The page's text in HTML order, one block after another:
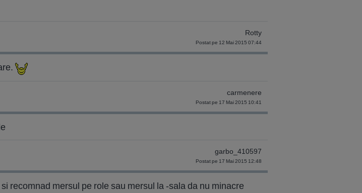
Rotty
Postat pe 12 Mai 2015 07:44
carmenere
Postat pe 17 Mai 2015 10:41
garbo_410597
Postat pe 17 Mai 2015 12:48
recomnad mersul pe role sau mersul la -sala da nu minacre